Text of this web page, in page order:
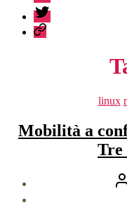
twitter
sessionize
linux
Mobilità a
Tre